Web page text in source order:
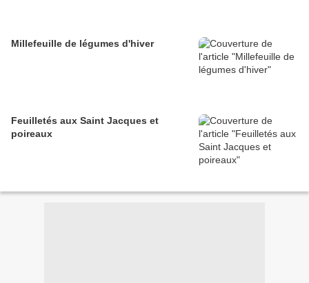
Millefeuille de légumes d'hiver
Feuilletés aux Saint Jacques et
poireaux